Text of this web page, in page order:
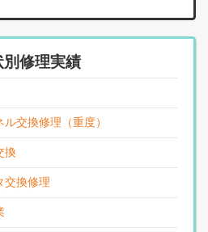
修理実績
交換修理（重度）
換
交換修理